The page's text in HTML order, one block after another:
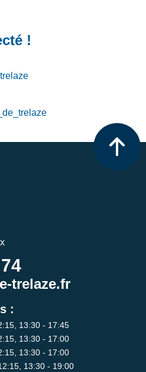
!
trelaze.fr
:
13:30 - 17:45
13:30 - 17:00
13:30 - 17:00
13:30 - 19:00